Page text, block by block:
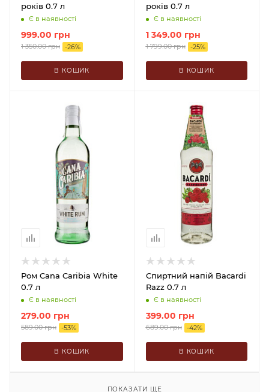
років 0.7 л
Є в наявності
999.00 грн
1 350.00грн -26%
В КОШИК
років 0.7 л
Є в наявності
1 349.00 грн
1 799.00грн -25%
В КОШИК
Ром Cana Caribia White
0.7 л
Є в наявності
279.00 грн
589.00грн -53%
В КОШИК
Спиртний напій Bacardi
Razz 0.7 л
Є в наявності
399.00 грн
689.00грн -42%
В КОШИК
ПОКАЗАТИ ЩЕ